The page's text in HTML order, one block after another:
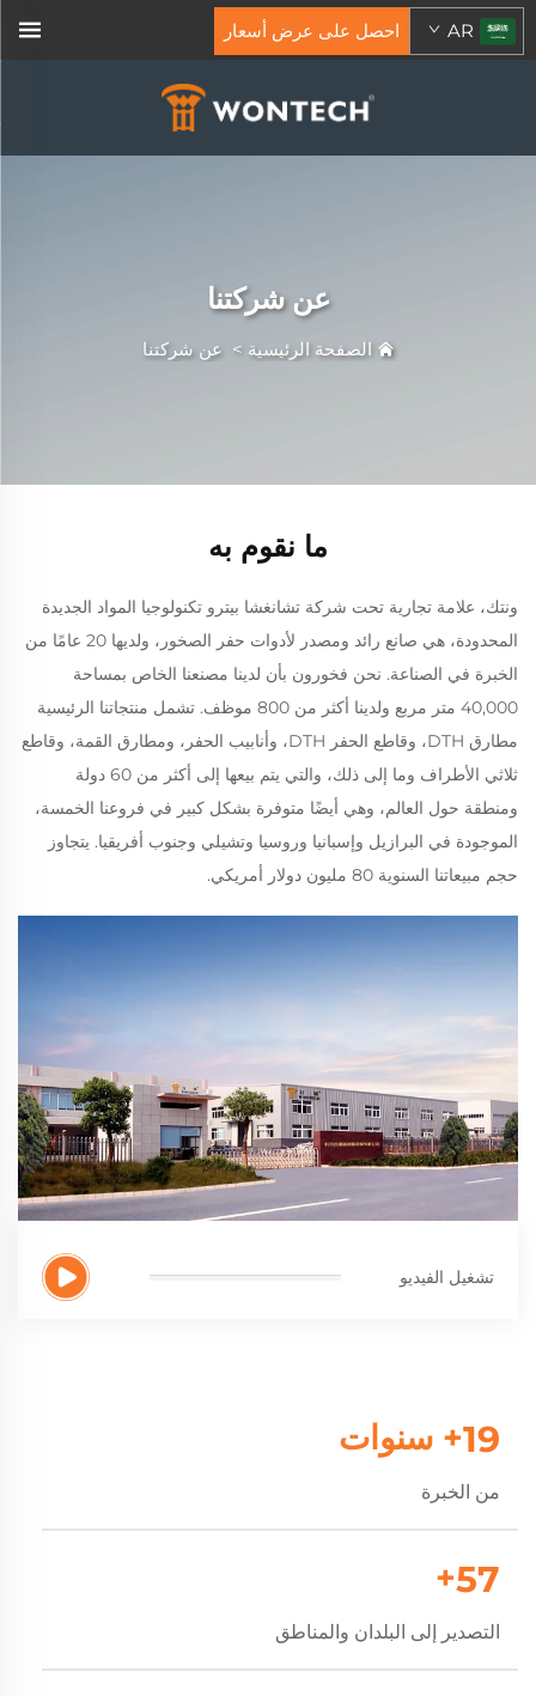
AR احصل على عرض أسعار
عن شركتنا
الصفحة الرئيسية > عن شركتنا
ما نقوم به
ونتك، علامة تجارية تحت شركة تشانغشا بيترو تكنولوجيا المواد الجديدة
المحدودة، هي صانع رائد ومصدر لأدوات حفر الصخور، ولديها 20 عامًا من
الخبرة في الصناعة. نحن فخورون بأن لدينا مصنعنا الخاص بمساحة
40,000 متر مربع ولدينا أكثر من 800 موظف. تشمل منتجاتنا الرئيسية
مطارق DTH، وقاطع الحفر DTH، وأنابيب الحفر، ومطارق القمة، وقاطع
ثلاثي الأطراف وما إلى ذلك، والتي يتم بيعها إلى أكثر من 60 دولة
ومنطقة حول العالم، وهي أيضًا متوفرة بشكل كبير في فروعنا الخمسة،
الموجودة في البرازيل وإسبانيا وروسيا وتشيلي وجنوب أفريقيا. يتجاوز
حجم مبيعاتنا السنوية 80 مليون دولار أمريكي.
تشغيل الفيديو
20+ سنوات
من الخبرة
60
+
التصدير إلى البلدان والمناطق